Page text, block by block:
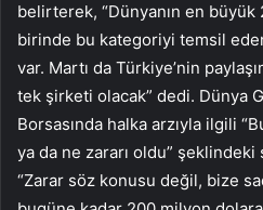
belirterek, “Dünyanın en
birinde bu kategoriyi temsil
var. Martı da Türkiye’nin
tek şirketi olacak” dedi. Dünya
Borsasında halka arzıyla ilgili
ya da ne zararı oldu”
“Zarar söz konusu değil, bize